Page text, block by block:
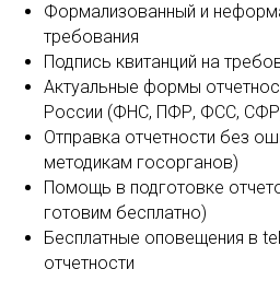
Формализованный и
требования
Подпись квитанций на
Актуальные формы
России (ФНС, ПФР, ФСС,
Отправка отчетности без
методикам госорганов)
Помощь в подготовке
готовим бесплатно)
Бесплатные оповещения в
отчетности